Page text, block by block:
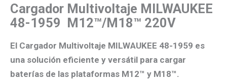
Cargador Multivoltaje MILWAUKEE
48-1959 M12™/M18™ 220V
El Cargador Multivoltaje MILWAUKEE 48-1959 es
una solución eficiente y versátil para cargar
baterías de las plataformas M12™ y M18™.